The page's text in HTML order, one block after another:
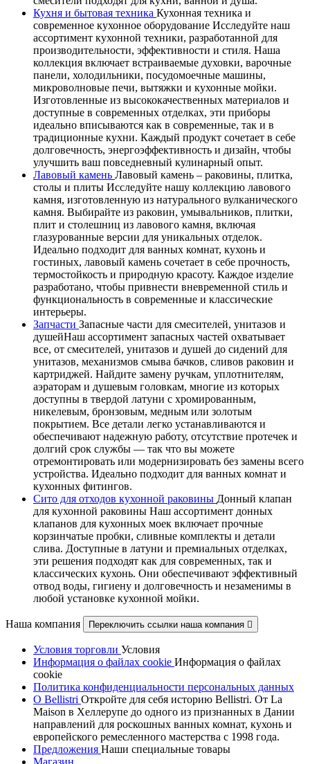
Кухня и бытовая техника Кухонная техника и
современное кухонное оборудование Исследуйте наш
ассортимент кухонной техники, разработанной для
производительности, эффективности и стиля. Наша
коллекция включает встраиваемые духовки, варочные
панели, холодильники, посудомоечные машины,
микроволновые печи, вытяжки и кухонные мойки.
Изготовленные из высококачественных материалов и
доступные в современных отделках, эти приборы
идеально вписываются как в современные, так и в
традиционные кухни. Каждый продукт сочетает в себе
долговечность, энергоэффективность и дизайн, чтобы
улучшить ваш повседневный кулинарный опыт.
Лавовый камень Лавовый камень – раковины, плитка,
столы и плиты Исследуйте нашу коллекцию лавового
камня, изготовленную из натурального вулканического
камня. Выбирайте из раковин, умывальников, плитки,
плит и столешниц из лавового камня, включая
глазурованные версии для уникальных отделок.
Идеально подходит для ванных комнат, кухонь и
гостиных, лавовый камень сочетает в себе прочность,
термостойкость и природную красоту. Каждое изделие
разработано, чтобы привнести вневременной стиль и
функциональность в современные и классические
интерьеры.
Запчасти Запасные части для смесителей, унитазов и
душейНаш ассортимент запасных частей охватывает
все, от смесителей, унитазов и душей до сидений для
унитазов, механизмов смыва бачков, сливов раковин и
картриджей. Найдите замену ручкам, уплотнителям,
аэраторам и душевым головкам, многие из которых
доступны в твердой латуни с хромированным,
никелевым, бронзовым, медным или золотым
покрытием. Все детали легко устанавливаются и
обеспечивают надежную работу, отсутствие протечек и
долгий срок службы — так что вы можете
отремонтировать или модернизировать без замены всего
устройства. Идеально подходит для ванных комнат и
кухонных фитингов.
Сито для отходов кухонной раковины Донный клапан
для кухонной раковины Наш ассортимент донных
клапанов для кухонных моек включает прочные
корзинчатые пробки, сливные комплекты и детали
слива. Доступные в латуни и премиальных отделках,
эти решения подходят как для современных, так и
классических кухонь. Они обеспечивают эффективный
отвод воды, гигиену и долговечность и незаменимы в
любой установке кухонной мойки.
Наша компания Переключить ссылки наша компания 
Условия торговли Условия
Информация о файлах cookie Информация о файлах
cookie
Политика конфиденциальности персональных данных
О Bellistri Откройте для себя историю Bellistri. От La
Maison в Хеллерупе до одного из признанных в Дании
направлений для роскошных ванных комнат, кухонь и
европейского ремесленного мастерства с 1998 года.
Предложения Наши специальные товары
Магазин